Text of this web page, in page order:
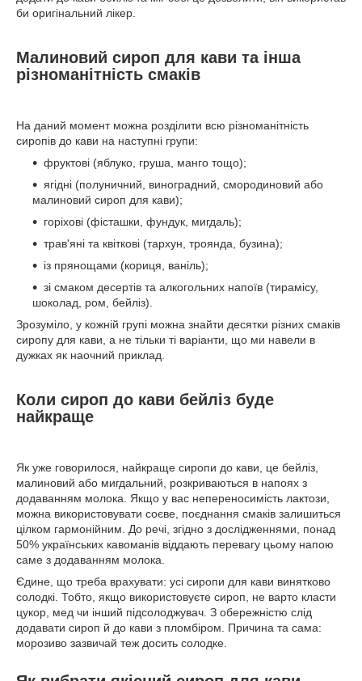
би оригінальний лікер.
Малиновий сироп для кави та інша
різноманітність смаків
На даний момент можна розділити всю різноманітність
сиропів до кави на наступні групи:
фруктові (яблуко, груша, манго тощо);
ягідні (полуничний, виноградний, смородиновий або
малиновий сироп для кави);
горіхові (фісташки, фундук, мигдаль);
трав'яні та квіткові (тархун, троянда, бузина);
із прянощами (кориця, ваніль);
зі смаком десертів та алкогольних напоїв (тирамісу,
шоколад, ром, бейліз).
Зрозуміло, у кожній групі можна знайти десятки різних смаків
сиропу для кави, а не тільки ті варіанти, що ми навели в
дужках як наочний приклад.
Коли сироп до кави бейліз буде
найкраще
Як уже говорилося, найкраще сиропи до кави, це бейліз,
малиновий або мигдальний, розкриваються в напоях з
додаванням молока. Якщо у вас непереносимість лактози,
можна використовувати соєве, поєднання смаків залишиться
цілком гармонійним. До речі, згідно з дослідженнями, понад
50% українських кавоманів віддають перевагу цьому напою
саме з додаванням молока.
Єдине, що треба врахувати: усі сиропи для кави винятково
солодкі. Тобто, якщо використовуєте сироп, не варто класти
цукор, мед чи інший підсолоджувач. З обережністю слід
додавати сироп й до кави з пломбіром. Причина та сама:
морозиво зазвичай теж досить солодке.